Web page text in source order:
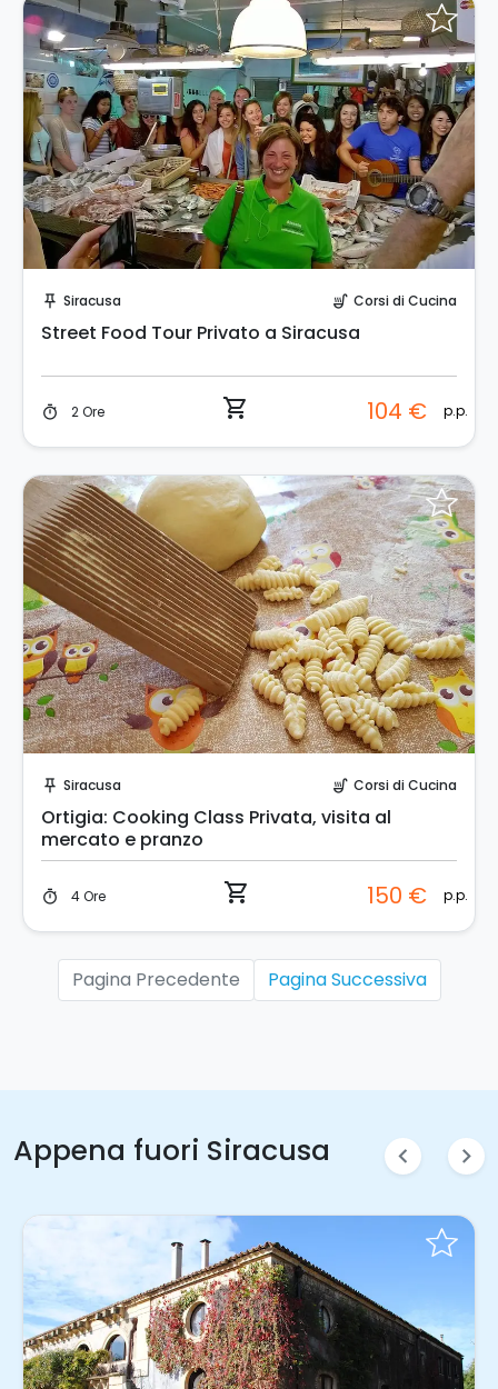
push_pin Siracusa soup_kitchen Corsi di Cucina
Street Food Tour Privato a Siracusa
timer 2 Ore shopping_cart 104 € p.p.
push_pin Siracusa soup_kitchen Corsi di Cucina
Ortigia: Cooking Class Privata, visita al
mercato e pranzo
timer 4 Ore shopping_cart 150 € p.p.
Pagina Precedente Pagina Successiva
Appena fuori Siracusa chevron_left chevron_right